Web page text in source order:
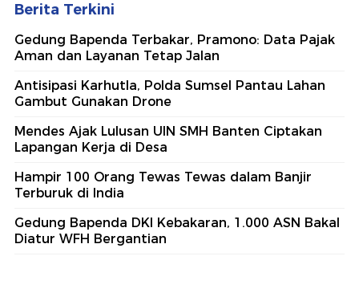
Berita Terkini
Gedung Bapenda Terbakar, Pramono: Data Pajak
Aman dan Layanan Tetap Jalan
Antisipasi Karhutla, Polda Sumsel Pantau Lahan
Gambut Gunakan Drone
Mendes Ajak Lulusan UIN SMH Banten Ciptakan
Lapangan Kerja di Desa
Hampir 100 Orang Tewas Tewas dalam Banjir
Terburuk di India
Gedung Bapenda DKI Kebakaran, 1.000 ASN Bakal
Diatur WFH Bergantian